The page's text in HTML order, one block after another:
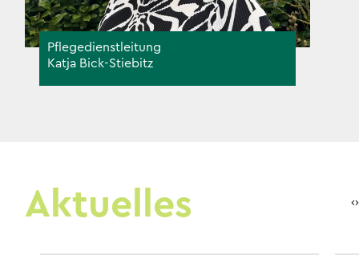
Pflegedienstleitung
Katja Bick-Stiebitz
Aktuelles ‹›